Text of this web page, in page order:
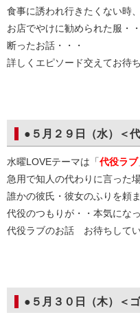
食事に誘われ行きたくない時
お店でやけに勧められた服・
断ったお話・・・
詳しくエピソード交えてお待
●５月２９日（水）＜
水曜LOVEテーマは「代役ラブ
急用で知人の代わりに言った
誰かの彼氏・彼女のふりを頼
代役のつもりが・・本気に
代役ラブのお話 お待ちしてい
●５月３０日（木）＜